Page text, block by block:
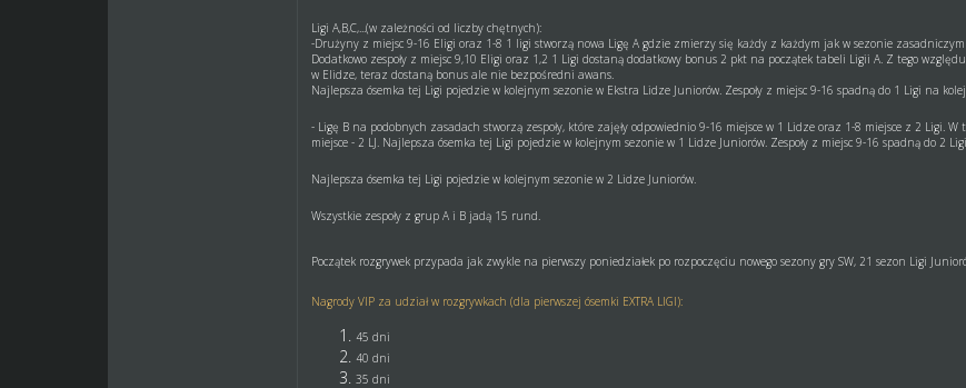
Ligi A,B,C,...(w zależności od liczby chętnych):
-Drużyny z miejsc 9-16 Eligi oraz 1-8 1 ligi stworzą nowa Ligę A gdzie zmierzy się każdy z każdym jak w sezonie zasadniczym
Dodatkowo zespoły z miejsc 9,10 Eligi oraz 1,2 1 Ligi dostaną dodatkowy bonus 2 pkt na początek tabeli Ligii A. Z tego
w Elidze, teraz dostaną bonus ale nie bezpośredni awans.
Najlepsza ósemka tej Ligi pojedzie w kolejnym sezonie w Ekstra Lidze Juniorów. Zespoły z miejsc 9-16 spadną do 1 Ligi na
- Ligę B na podobnych zasadach stworzą zespoły, które zajęły odpowiednio 9-16 miejsce w 1 Lidze oraz 1-8 miejsce z 2 Ligi.
miejsce - 2 LJ. Najlepsza ósemka tej Ligi pojedzie w kolejnym sezonie w 1 Lidze Juniorów. Zespoły z miejsc 9-16 spadną do 2
Najlepsza ósemka tej Ligi pojedzie w kolejnym sezonie w 2 Lidze Juniorów.
Wszystkie zespoły z grup A i B jadą 15 rund.
Początek rozgrywek przypada jak zwykle na pierwszy poniedziałek po rozpoczęciu nowego sezony gry SW, 21 sezon Ligi
Nagrody VIP za udział w rozgrywkach (dla pierwszej ósemki EXTRA LIGI):
45 dni
40 dni
35 dni